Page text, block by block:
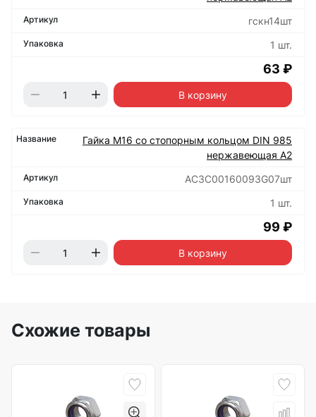
гскн14шт
1 шт.
63 ₽
В корзину
Гайка М16 со стопорным кольцом DIN 985
нержавеющая А2
АС3C00160093G07шт
1 шт.
99 ₽
В корзину
Схожие товары